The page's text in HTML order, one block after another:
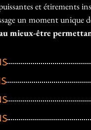
et étirements
un moment unique
mieux-être